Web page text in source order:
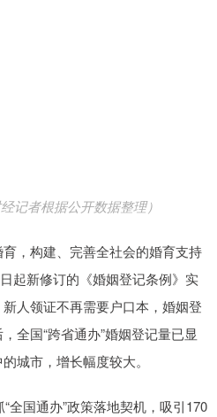
记者根据公开数据整理）
，构建、完善全社会的婚育支持
起新修订的《婚姻登记条例》实
人领证不再需要户口本，婚姻登
全国“跨省通办”婚姻登记量已显
城市，增长幅度较大。
全国通办”政策落地契机，吸引170